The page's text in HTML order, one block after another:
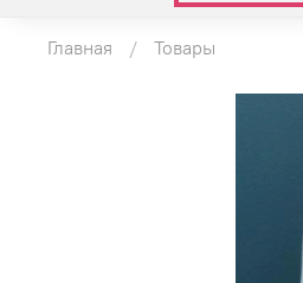
Главная Товары